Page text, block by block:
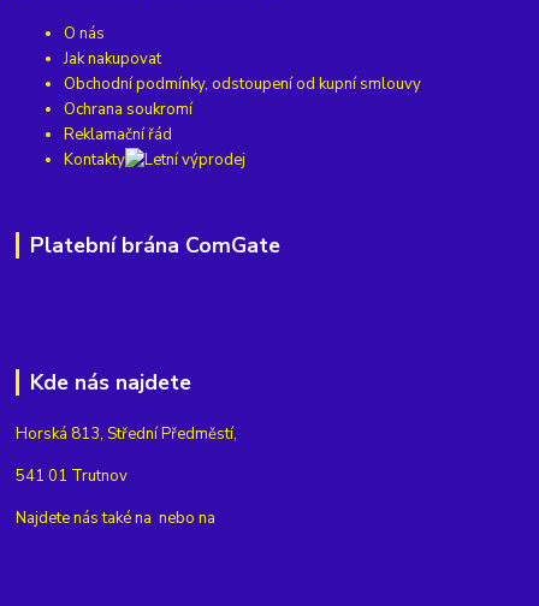
O nás
Jak nakupovat
Obchodní podmínky, odstoupení od kupní smlouvy
Ochrana soukromí
Reklamační řád
Kontakty
Platební brána ComGate
Kde nás najdete
Horská 813, Střední Předměstí,
541 01 Trutnov
Najdete nás také na nebo na